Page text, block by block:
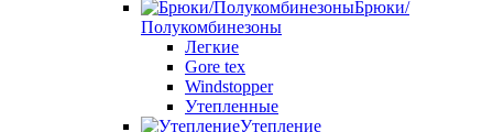
Брюки/
Полукомбинезоны
Легкие
Gore tex
Windstopper
Утепленные
Утепление